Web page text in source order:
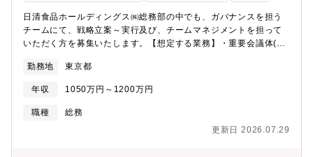
日清食品ホールディングス㈱総務部の中でも、ガバナンスを担う
チームにて、戦略立案～実行及び、チームマネジメントを担って
いただく方を募集いたします。【想定する業務】・重要会議体(取
理・グループ全体のコーポレート・ガバナンス(企業統治体制)の整
備・推進・株主との対話の場としての株主総会の実現・中長期保
有個人株主の拡大・維持、株主総会での議決権行使率向上を目的
として個人株主施策の立案・実行・アセットマネジメント(不動産
る役割】・守りのガバナンス：グループ全体のガバナンス体制を
勤務地 東京都
年収 1050万円～1200万円
職種
総務
更新日 2026.07.29